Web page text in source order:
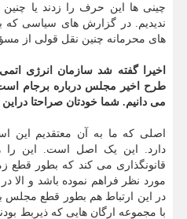
چینی ها این حرف را زدند یا چنین
ندیدیم. در گزارش های سیاسی
های محرمانه چنین نقل قولی از
اخیرا گفته شد سازمان انرژی
طرح اخیر مجلس درباره برجام
می دانیم. شما خودتان صراحتا
اصلی که ما به آن معتقدیم این
دارد. این یک اصل است. این را
قانونگذاری می کند که بطور قطع
مورد نظر فراهم نموده باشد و الا
در این ارتباط هم بطور قطع مجلس
با مجموعه ارگان هایی که ذیربط